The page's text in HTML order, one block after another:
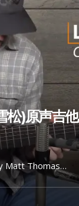
松)原声吉
Matt Thomas…